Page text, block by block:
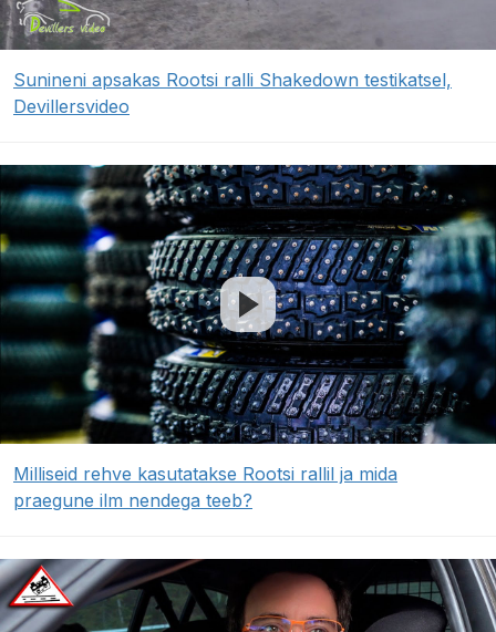
Sunineni apsakas Rootsi ralli Shakedown testikatsel,
Devillersvideo
Milliseid rehve kasutatakse Rootsi rallil ja mida
praegune ilm nendega teeb?